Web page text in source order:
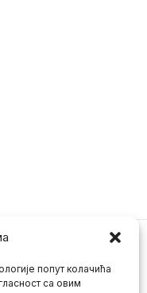
попут колачића
са овим